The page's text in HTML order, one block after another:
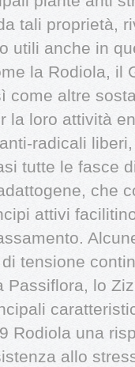
tali proprietà,
utili anche in
la Rodiola, il
come altre
la loro attività
radicali
tutte le fasce
che
attivi
tensione
Passiflora, lo
Rodiola una
allo